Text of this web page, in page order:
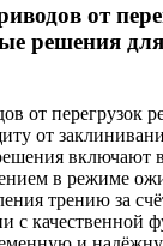
от
решения
от перегрузок
от
включают
в режиме
трению за
с качественной